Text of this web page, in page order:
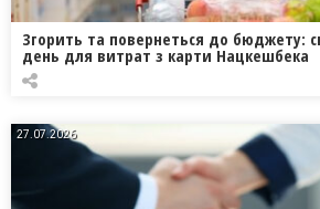
Згорить та повернеться до бюджету:
день для витрат з карти Нацкешбека
27.07.2026